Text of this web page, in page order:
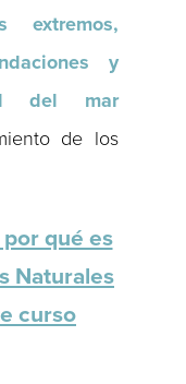
extremos,
y
del mar
de los
qué es
Naturales
curso